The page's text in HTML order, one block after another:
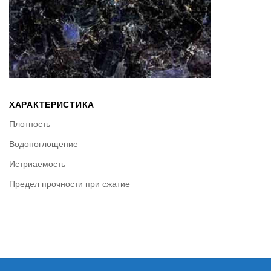
ХАРАКТЕРИСТИКА
Плотность
Водопоглощение
Истриаемость
Предел прочности при сжатие